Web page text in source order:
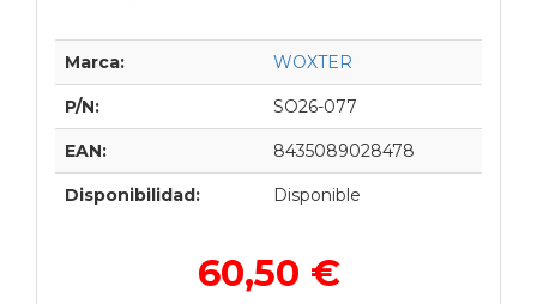
Marca: WOXTER
P/N: SO26-077
EAN: 8435089028478
Disponibilidad: Disponible
60,50 €